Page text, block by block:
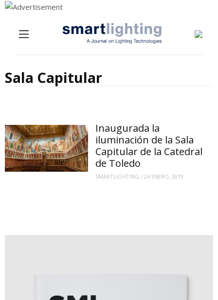
Sala Capitular
Inaugurada la
iluminación de la Sala
Capitular de la Catedral
de Toledo
SMARTLIGHTING /24 ENERO, 2019